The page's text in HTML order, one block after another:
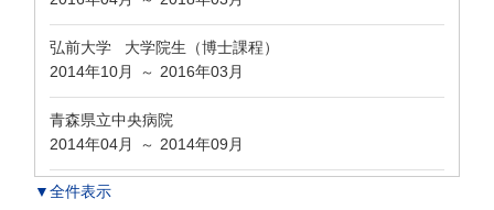
弘前大学 大学院生（博士課程）
2014年10月
～ 2016年03月
青森県立中央病院
2014年04月
～ 2014年09月
▼全件表示